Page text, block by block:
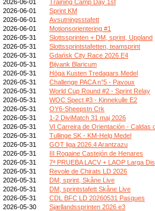
2026-06-01
Training Camp Day 1st
2026-06-01
Sprint KM
2026-06-01
Avsutningsstafett
2026-06-01
Motionsorientering #1
2026-05-31
Slottssprinten + DM, sprint, Uppland
2026-05-31
Slottssprintstafetten, teamsprint
2026-05-31
Gdańsk City Race 2026 E4
2026-05-31
Bijvank Blaricum
2026-05-31
Höga Kusten Tredagars Medel
2026-05-31
Challenge PACA n°5 - Pavoux
2026-05-31
World Cup Round #2 - Sprint Relay
2026-05-31
WOC Spect #3 - Kinnekulle E2
2026-05-31
OY6-Sheepstn Crk
2026-05-31
1-2 DiviMatch 31 maj 2026
2026-05-31
VI Carreira de Orientación - Caldas
2026-05-31
Tullinge SK - KM-Helg Medel
2026-05-31
GOT liga 2026.4 Arantzazu
2026-05-31
III Rogaine Castejón de Henares
2026-05-31
7ª PRUEBA LACV + LAOP Larga
2026-05-31
Revole de Chirats LD 2026
2026-05-31
DM, sprint, Skåne Live
2026-05-31
DM, sprintstafett Skåne Live
2026-05-31
CDL BFC LD 20260531 Pasques
2026-05-30
Sjællandssprinten 2026 e3